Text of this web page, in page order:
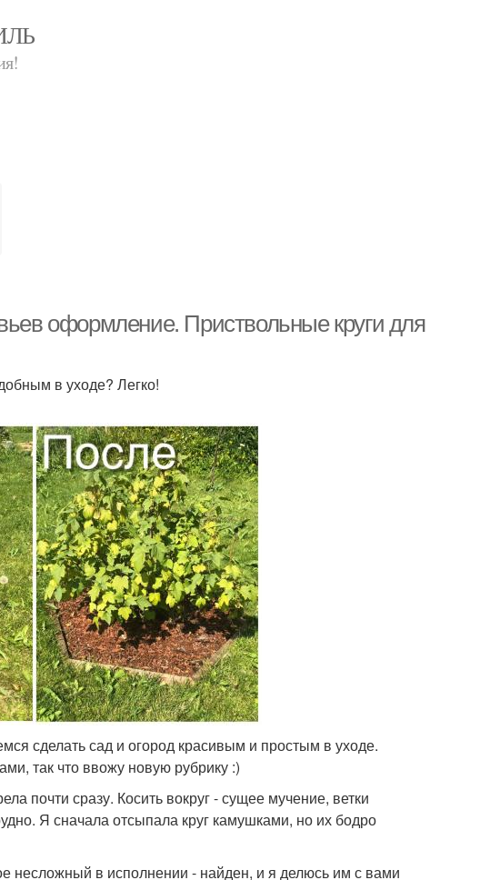
оформление. Приствольные круги для
в уходе? Легко!
сделать сад и огород красивым и простым в уходе.
так что ввожу новую рубрику :)
почти сразу. Косить вокруг - сущее мучение, ветки
Я сначала отсыпала круг камушками, но их бодро
несложный в исполнении - найден, и я делюсь им с вами